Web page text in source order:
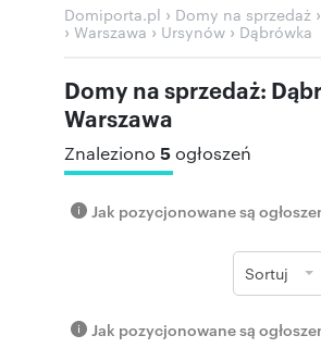
Domiporta.pl › Domy na sprzedaż ›
› Warszawa› Ursynów › Dąbrówka
Domy na sprzedaż:
Warszawa
Znaleziono 5ogłoszeń
Jak pozycjonowane są
Sortuj
Jak pozycjonowane są